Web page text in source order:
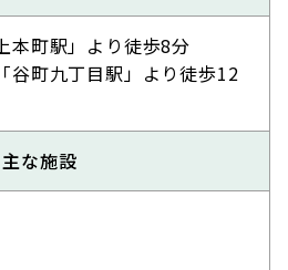
本町駅」より徒歩8分
谷町九丁目駅」より徒歩12
主な施設